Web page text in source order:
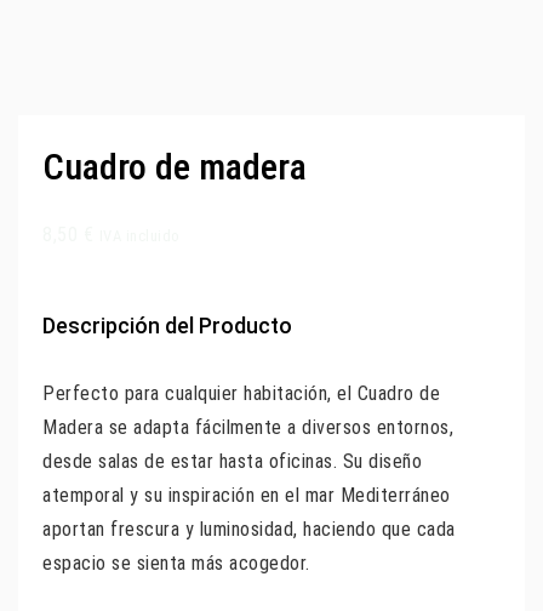
Cuadro de madera
Descripción del Producto
Perfecto para cualquier habitación, el Cuadro de
Madera se adapta fácilmente a diversos entornos,
desde salas de estar hasta oficinas. Su diseño
atemporal y su inspiración en el mar Mediterráneo
aportan frescura y luminosidad, haciendo que cada
espacio se sienta más acogedor.